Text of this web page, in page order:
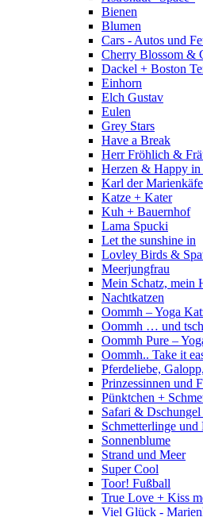
Bienen
Blumen
Cars - Autos und
Cherry Blossom &
Dackel + Boston
Einhorn
Elch Gustav
Eulen
Grey Stars
Have a Break
Herr Fröhlich &
Herzen & Happy
Karl der
Katze + Kater
Kuh + Bauernhof
Lama Spucki
Let the sunshine in
Lovley Birds &
Meerjungfrau
Mein Schatz, mein
Nachtkatzen
Oommh – Yoga
Oommh … und
Oommh Pure –
Oommh.. Take it
Pferdeliebe,
Prinzessinnen und
Pünktchen +
Safari & Dschungel
Schmetterlinge und
Sonnenblume
Strand und Meer
Super Cool
Toor! Fußball
True Love + Kiss
Viel Glück -